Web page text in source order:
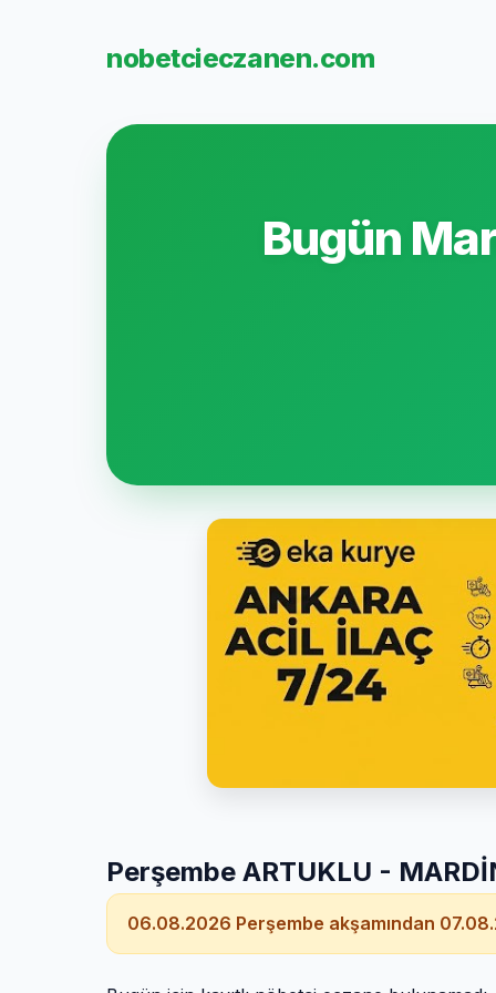
nobetcieczanen.com
Bugün
Perşembe ARTUKLU -
06.08.2026 Perşembe akşamından